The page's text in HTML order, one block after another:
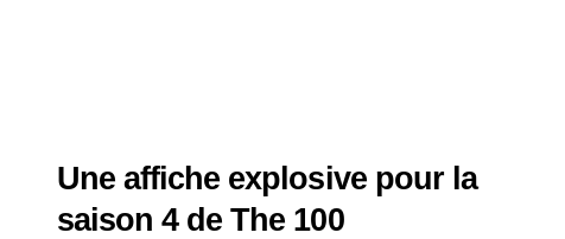
Une affiche explosive pour la
saison 4 de The 100